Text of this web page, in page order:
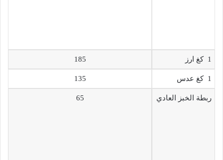
1 كغ ارز 185
1 كغ عدس 135
ربطة الخبز العادي 65